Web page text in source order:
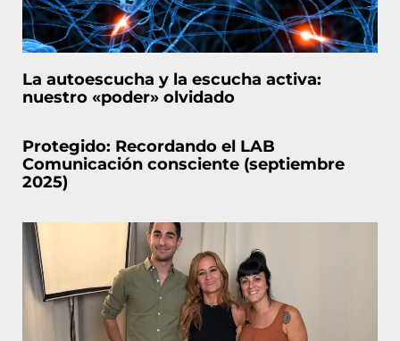
La autoescucha y la escucha activa:
nuestro «poder» olvidado
Protegido: Recordando el LAB
Comunicación consciente (septiembre
2025)